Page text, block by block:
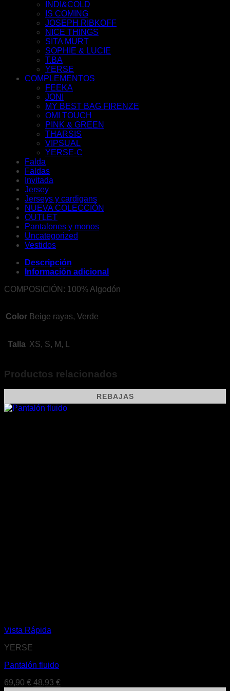
INDI&COLD
IS COMING
JOSEPH RIBKOFF
NICE THINGS
SITA MURT
SOPHIE & LUCIE
T.BA
YERSE
COMPLEMENTOS
FEEKA
JONI
MY BEST BAG FIRENZE
OMI TOUCH
PINK & GREEN
THARSIS
VIPSUAL
YERSE-C
Falda
⁠Faldas
⁠Invitada
Jersey
Jerseys y cardigans
NUEVA COLECCIÓN
OUTLET
Pantalones y monos
Uncategorized
Vestidos
Descripción
Información adicional
COMPOSICIÓN: 100% Algodón
Color Beige rayas, Verde
Talla XS, S, M, L
Productos relacionados
REBAJAS
Vista Rápida
YERSE
Pantalón fluido
69,90€ El
48,93 €